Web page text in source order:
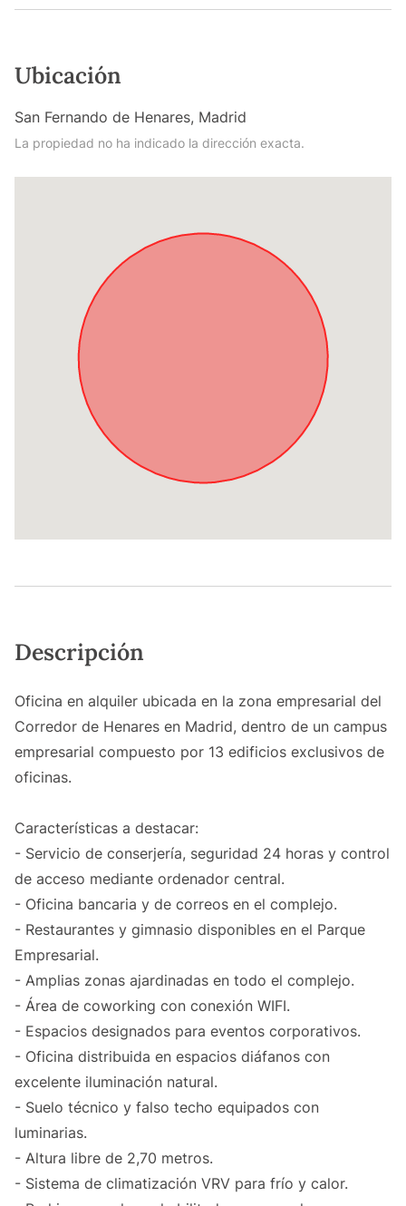
Ubicación
San Fernando de Henares, Madrid
La propiedad no ha indicado la dirección exacta.
Descripción
Oficina en alquiler ubicada en la zona empresarial del
Corredor de Henares en Madrid, dentro de un campus
empresarial compuesto por 13 edificios exclusivos de
oficinas.
Características a destacar:
- Servicio de conserjería, seguridad 24 horas y control
de acceso mediante ordenador central.
- Oficina bancaria y de correos en el complejo.
- Restaurantes y gimnasio disponibles en el Parque
Empresarial.
- Amplias zonas ajardinadas en todo el complejo.
- Área de coworking con conexión WIFI.
- Espacios designados para eventos corporativos.
- Oficina distribuida en espacios diáfanos con
excelente iluminación natural.
- Suelo técnico y falso techo equipados con
luminarias.
- Altura libre de 2,70 metros.
- Sistema de climatización VRV para frío y calor.